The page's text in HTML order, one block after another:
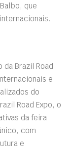
que
Brazil Road
e
do
Road Expo, o
da feira
com
e